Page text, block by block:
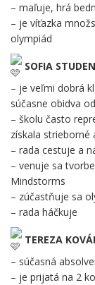
– maľuje, hrá
– je víťazka
olympiád
SOFIA
– je veľmi dobrá
súčasne obidva
– školu často
získala strieborné
– rada cestuje a
– venuje sa
Mindstorms
– zúčastňuje sa
– rada háčkuje
TEREZA
– súčasná
– je prijatá na 2